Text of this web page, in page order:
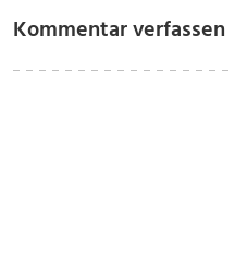
Kommentar verfassen